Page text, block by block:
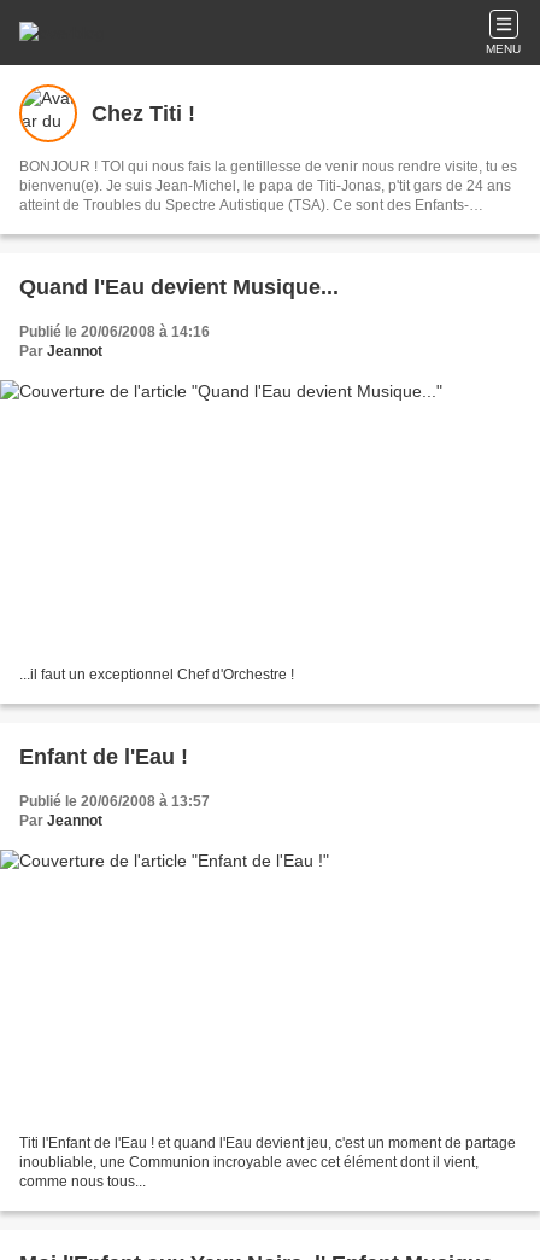
MENU
Chez Titi !
BONJOUR ! TOI qui nous fais la gentillesse de venir nous rendre visite, tu es
bienvenu(e). Je suis Jean-Michel, le papa de Titi-Jonas, p'tit gars de 24 ans
atteint de Troubles du Spectre Autistique (TSA). Ce sont des Enfants-
trop rares instants vous arrivez à partager des moments de Petits
Quand l'Eau devient Musique...
Publié le 20/06/2008 à 14:16
Par Jeannot
...il faut un exceptionnel Chef d'Orchestre !
Enfant de l'Eau !
Publié le 20/06/2008 à 13:57
Par Jeannot
Titi l'Enfant de l'Eau ! et quand l'Eau devient jeu, c'est un moment de partage
inoubliable, une Communion incroyable avec cet élément dont il vient,
comme nous tous...